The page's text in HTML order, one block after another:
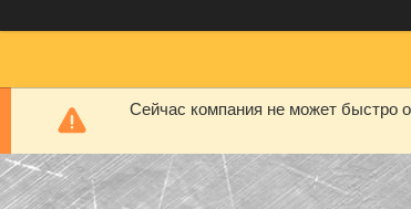
Сейчас компания не может быстро